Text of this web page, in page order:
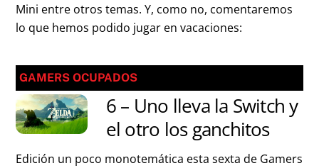
Mini entre otros temas. Y, como no, comentaremos
lo que hemos podido jugar en vacaciones:
GAMERS OCUPADOS
6 – Uno lleva la Switch y
el otro los ganchitos
Edición un poco monotemática esta sexta de Gamers